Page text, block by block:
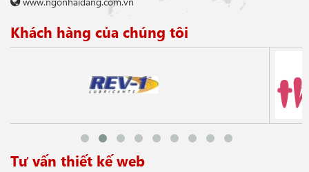
Khách hàng của chúng tôi
Tư vấn thiết kế web